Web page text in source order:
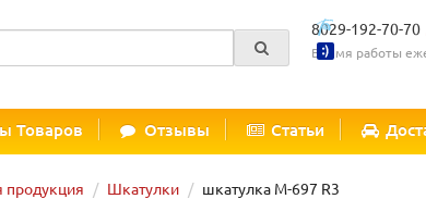
8029-192-70-70
Время работы
Товаров Отзывы Статьи
продукция Шкатулки шкатулка M-697 R3